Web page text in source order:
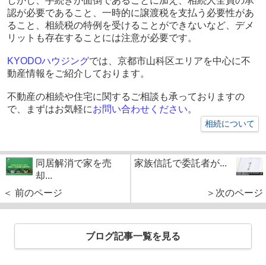
認が必要であること、一時的に譲渡税を支払う必要性があ
ること、相続税の特例を受けることができないなど、デメ
リットも存在することには注意が必要です。
KYODOハウジングでは、京都市山科区エリアを中心に不
動産情報をご紹介しております。
不動産の相続や住宅に関するご相談も承っておりますの
で、まずはお気軽にお問い合わせください。
相続について
同居解消で家を売
却...
＜ 前のページ
家族信託で委託者が...
＞次のページ
ブログ記事一覧を見る